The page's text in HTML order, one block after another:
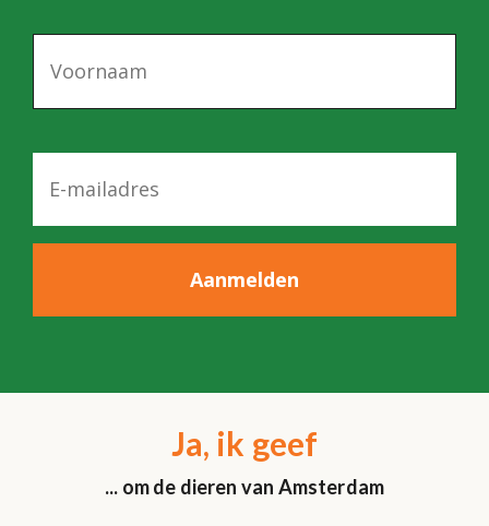
N
m
E
m
a
i
Ja, ik geef
... om de dieren van Amsterdam